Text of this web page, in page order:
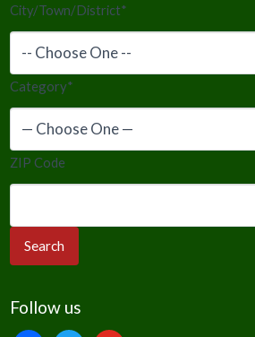
City/Town/District*
Category*
ZIP Code
Follow us